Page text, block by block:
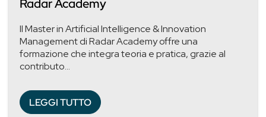
Radar Academy
Il Master in Artificial Intelligence & Innovation
Management di Radar Academy offre una
formazione che integra teoria e pratica, grazie al
contributo...
LEGGI TUTTO